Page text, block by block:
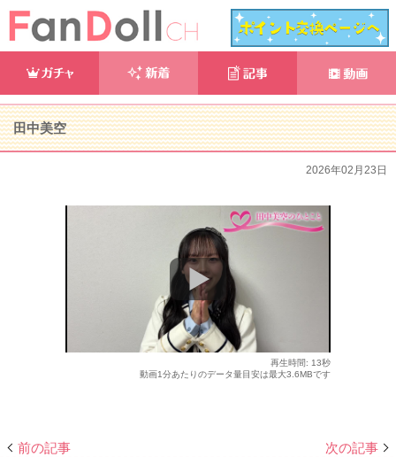
田中美空
2026年02月23日
再生時間: 13秒
動画1分あたりのデータ量目安は最大3.6MBです
前の記事 次の記事